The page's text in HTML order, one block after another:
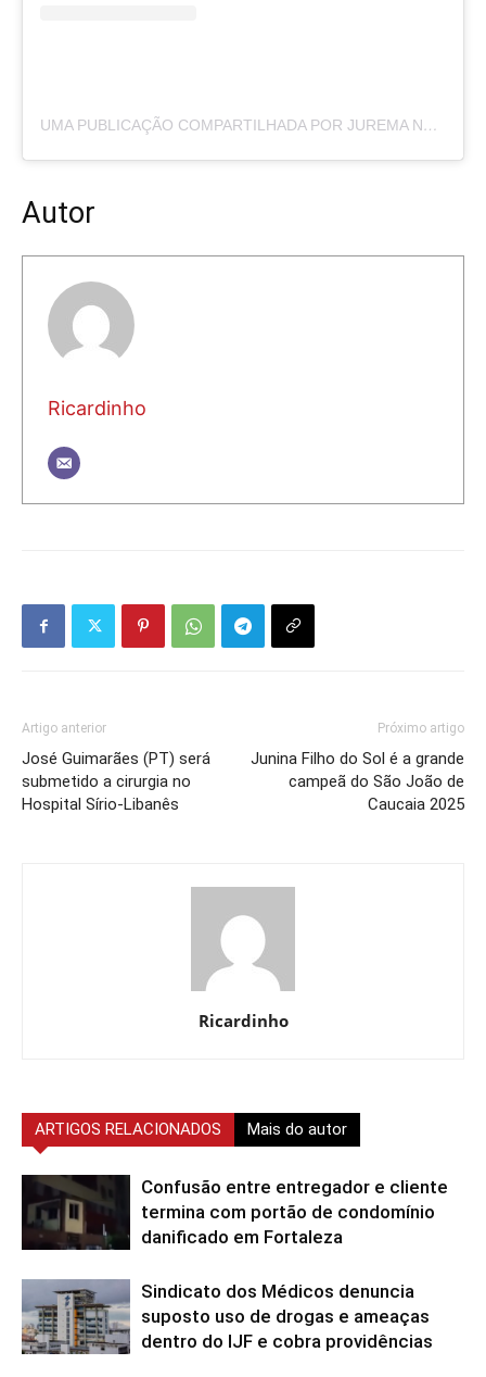
UMA PUBLICAÇÃO COMPARTILHADA POR JUREMA NEWS (@PORTALJUREMANEWS)
Autor
Ricardinho
Artigo anterior
José Guimarães (PT) será
submetido a cirurgia no
Hospital Sírio-Libanês
Próximo artigo
Junina Filho do Sol é a grande
campeã do São João de
Caucaia 2025
Ricardinho
ARTIGOS RELACIONADOS Mais do autor
Confusão entre entregador e cliente
termina com portão de condomínio
danificado em Fortaleza
Sindicato dos Médicos denuncia
suposto uso de drogas e ameaças
dentro do IJF e cobra providências